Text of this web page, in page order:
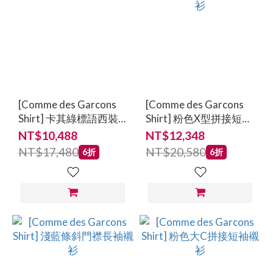
[Comme des Garcons
Shirt] 卡其綠標語西裝
短褲
NT$10,488
NT$17,480 6折
[Comme des Garcons
Shirt] 粉色X型拼接短袖
襯衫
NT$12,348
NT$20,580 6折